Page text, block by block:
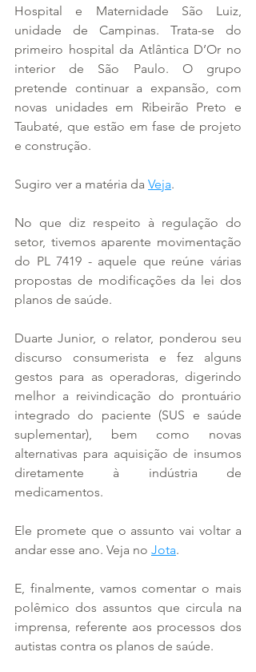
Hospital e Maternidade São Luiz,
unidade de Campinas. Trata-se do
primeiro hospital da Atlântica D’Or no
interior de São Paulo. O grupo
pretende continuar a expansão, com
novas unidades em Ribeirão Preto e
Taubaté, que estão em fase de projeto
e construção.
Sugiro ver a matéria da Veja.
No que diz respeito à regulação do
setor, tivemos aparente movimentação
do PL 7419 - aquele que reúne várias
propostas de modificações da lei dos
planos de saúde.
Duarte Junior, o relator, ponderou seu
discurso consumerista e fez alguns
gestos para as operadoras, digerindo
melhor a reivindicação do prontuário
integrado do paciente (SUS e saúde
suplementar), bem como novas
alternativas para aquisição de insumos
diretamente à indústria de
medicamentos.
Ele promete que o assunto vai voltar a
andar esse ano. Veja no Jota.
E, finalmente, vamos comentar o mais
polêmico dos assuntos que circula na
imprensa, referente aos processos dos
autistas contra os planos de saúde.